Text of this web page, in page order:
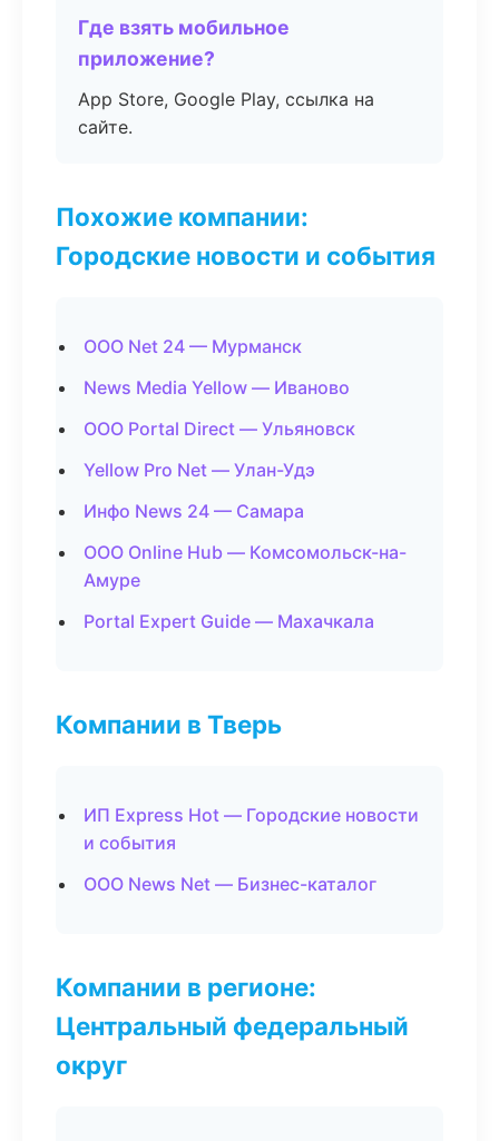
Где взять мобильное
приложение?
App Store, Google Play, ссылка на
сайте.
Похожие компании:
Городские новости и события
ООО Net 24 — Мурманск
News Media Yellow — Иваново
ООО Portal Direct — Ульяновск
Yellow Pro Net — Улан-Удэ
Инфо News 24 — Самара
ООО Online Hub — Комсомольск-на-
Амуре
Portal Expert Guide — Махачкала
Компании в Тверь
ИП Express Hot — Городские новости
и события
ООО News Net — Бизнес-каталог
Компании в регионе:
Центральный федеральный
округ